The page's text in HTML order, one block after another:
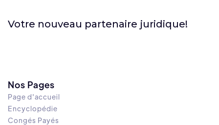
Votre nouveau partenaire juridique!
Nos Pages
Page d'accueil
Encyclopédie
Congés Payés